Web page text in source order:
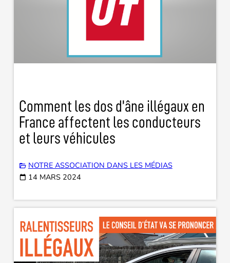
Comment les dos d’âne illégaux en
France affectent les conducteurs
et leurs véhicules
NOTRE ASSOCIATION DANS LES MÉDIAS
14 MARS 2024